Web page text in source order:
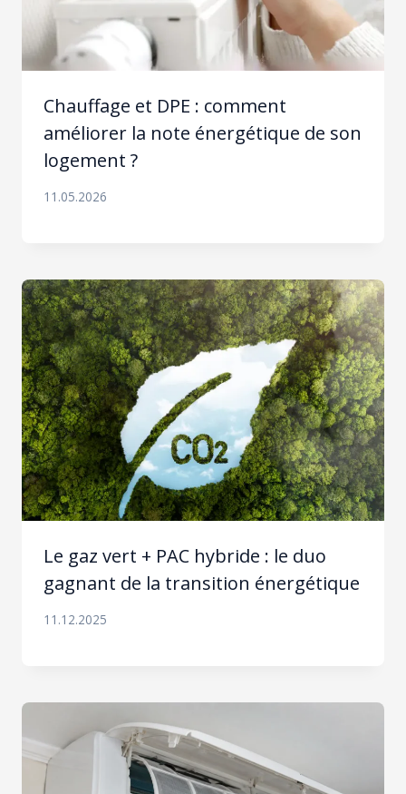
Chauffage et DPE : comment
améliorer la note énergétique de son
logement ?
11.05.2026
Le gaz vert + PAC hybride : le duo
gagnant de la transition énergétique
11.12.2025